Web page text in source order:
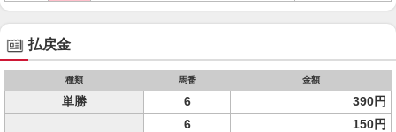
払戻金
種類 馬番 金額
単勝 6 390円
6
150円